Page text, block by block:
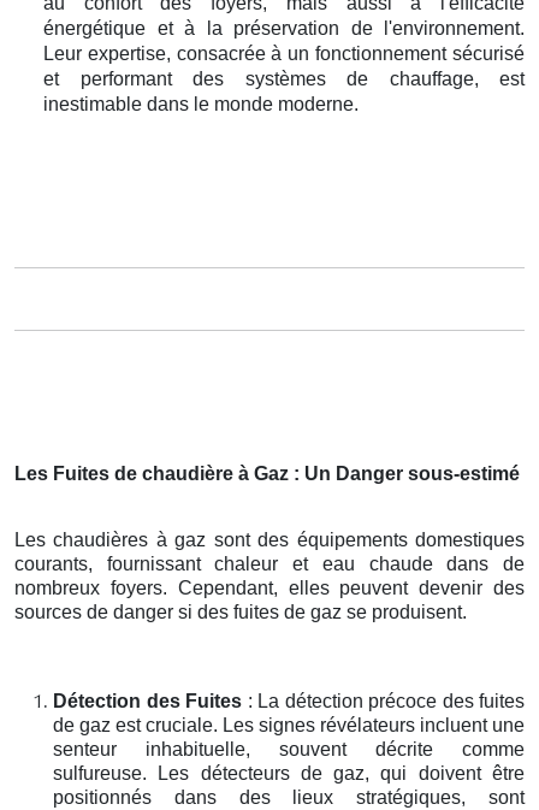
énergétique et à la préservation de l'environnement.
Leur expertise, consacrée à un fonctionnement sécurisé
et performant des systèmes de chauffage, est
inestimable dans le monde moderne.
Les Fuites de chaudière à Gaz : Un Danger sous-estimé
Les chaudières à gaz sont des équipements domestiques
courants, fournissant chaleur et eau chaude dans de
nombreux foyers. Cependant, elles peuvent devenir des
sources de danger si des fuites de gaz se produisent.
Détection des Fuites : La détection précoce des fuites
de gaz est cruciale. Les signes révélateurs incluent une
senteur inhabituelle, souvent décrite comme
sulfureuse. Les détecteurs de gaz, qui doivent être
positionnés dans des lieux stratégiques, sont